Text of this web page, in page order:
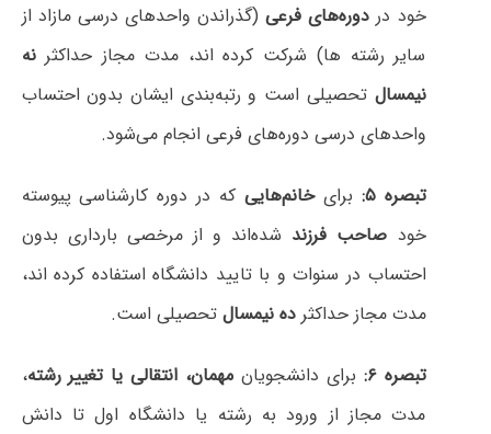
خود در دوره‌های فرعی(گذراندن واحدهای درسی مازاد از
سایر رشته ها) شرکت کرده اند، مدت مجاز حداکثرنه
نیمسال تحصیلی است و رتبه‌بندی ایشان بدون احتساب
واحدهای درسی دوره‌های فرعی انجام می‌شود.
تبصره ۵: برایخانم‌هایی که در دوره کارشناسی پیوسته
خود صاحب فرزند شده‌اند و از مرخصی بارداری بدون
احتساب در سنوات و با تایید دانشگاه استفاده کرده اند،
مدت مجاز حداکثرده نیمسال تحصیلی است.
تبصره ۶: برای دانشجویان مهمان، انتقالی یا تغییر رشته،
مدت مجاز از ورود به رشته یا دانشگاه اول تا دانش